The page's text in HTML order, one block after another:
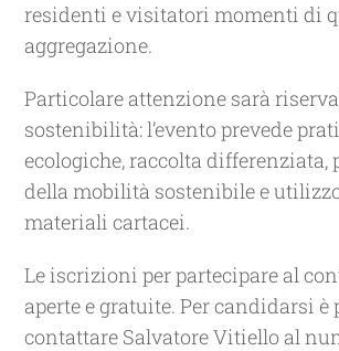
residenti e visitatori momenti di
aggregazione.
Particolare attenzione sarà
sostenibilità: l’evento prevede
ecologiche, raccolta differenziata,
della mobilità sostenibile e
materiali cartacei.
Le iscrizioni per partecipare al
aperte e gratuite. Per candidarsi è
contattare Salvatore Vitiello al